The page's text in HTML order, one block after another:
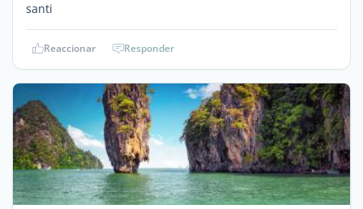
santi
Reaccionar Responder